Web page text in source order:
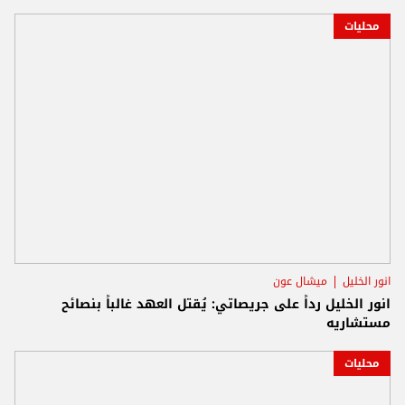
محليات
انور الخليل ميشال عون
انور الخليل رداً على جريصاتي: يُقتل العهد غالباً بنصائح
مستشاريه
محليات